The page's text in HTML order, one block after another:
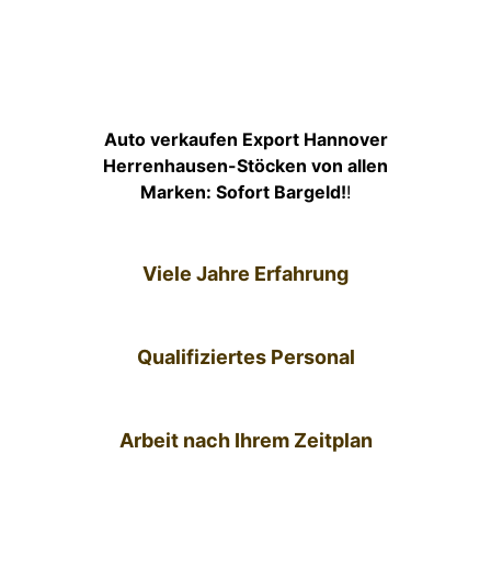
Auto verkaufen Export Hannover
Herrenhausen-Stöcken von allen
Marken: Sofort Bargeld!!
Viele Jahre Erfahrung
Qualifiziertes Personal
Arbeit nach Ihrem Zeitplan